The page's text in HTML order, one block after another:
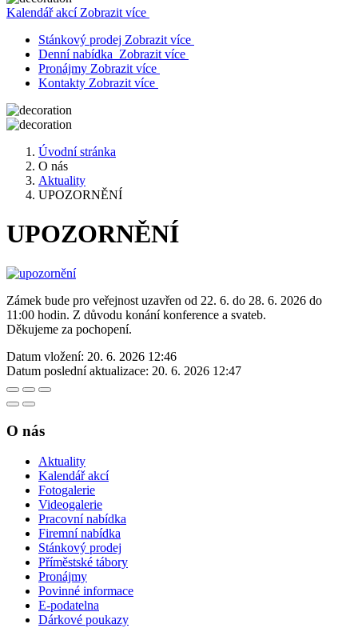
Kalendář akcí Zobrazit více
Stánkový prodej Zobrazit více
Denní nabídka Zobrazit více
Pronájmy Zobrazit více
Kontakty Zobrazit více
Úvodní stránka
O nás
Aktuality
UPOZORNĚNÍ
UPOZORNĚNÍ
Zámek bude pro veřejnost uzavřen od 22. 6. do 28. 6. 2026 do
11:00 hodin. Z důvodu konání konference a svateb.
Děkujeme za pochopení.
Datum vložení: 20. 6. 2026 12:46
Datum poslední aktualizace: 20. 6. 2026 12:47
O nás
Aktuality
Kalendář akcí
Fotogalerie
Videogalerie
Pracovní nabídka
Firemní nabídka
Stánkový prodej
Příměstské tábory
Pronájmy
Povinné informace
E-podatelna
Dárkové poukazy